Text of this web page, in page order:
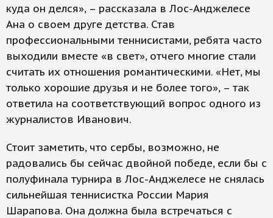
куда он делся», – рассказала в Лос-Анджелесе
Ана о своем друге детства. Став
профессиональными теннисистами, ребята часто
выходили вместе «в свет», отчего многие стали
считать их отношения романтическими. «Нет, мы
только хорошие друзья и не более того», – так
ответила на соответствующий вопрос одного из
журналистов Иванович.
Стоит заметить, что сербы, возможно, не
радовались бы сейчас двойной победе, если бы с
полуфинала турнира в Лос-Анджелесе не снялась
сильнейшая теннисистка России Мария
Шарапова. Она должна была встречаться с